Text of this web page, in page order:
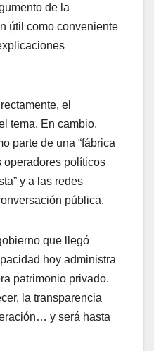
de la
útil como conveniente
el
tema. En cambio,
parte de una “fábrica
operadores políticos
y a las redes
pública.
que llegó
hoy administra
patrimonio privado.
la transparencia
y será hasta